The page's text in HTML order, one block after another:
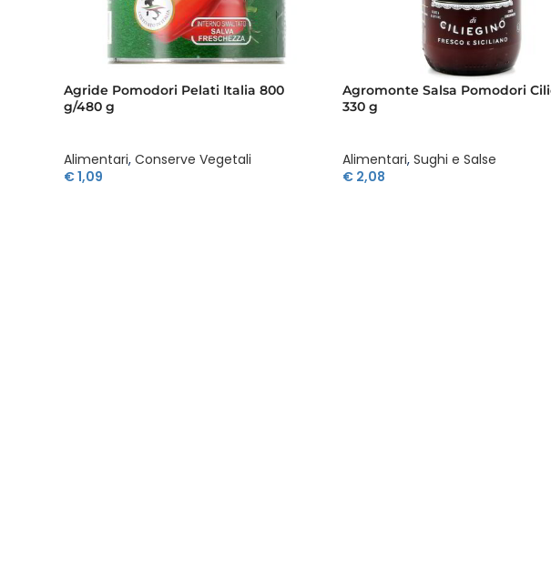
Agride Pomodori Pelati Italia 800
g/480 g
Alimentari, Conserve Vegetali
€1,09
Agromonte Salsa Pomodori
330 g
Alimentari, Sughi e Salse
€2,08